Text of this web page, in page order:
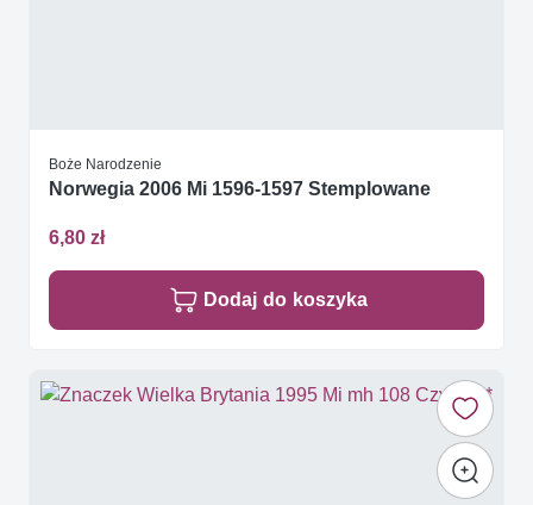
Boże Narodzenie
Norwegia 2006 Mi 1596-1597 Stemplowane
6,80 zł
Dodaj do koszyka